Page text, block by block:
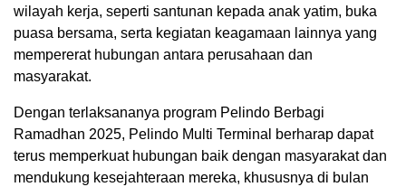
wilayah kerja, seperti santunan kepada anak yatim, buka
puasa bersama, serta kegiatan keagamaan lainnya yang
mempererat hubungan antara perusahaan dan
masyarakat.
Dengan terlaksananya program Pelindo Berbagi
Ramadhan 2025, Pelindo Multi Terminal berharap dapat
terus memperkuat hubungan baik dengan masyarakat dan
mendukung kesejahteraan mereka, khususnya di bulan